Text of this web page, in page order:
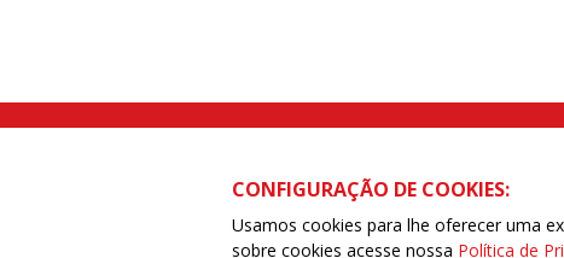
Rua Caetano Pinto nº 575 CEP 03041-
CONFIGURAÇÃO DE COOKIES:
Usamos cookies para lhe oferecer uma
sobre cookies acesse nossa Política de